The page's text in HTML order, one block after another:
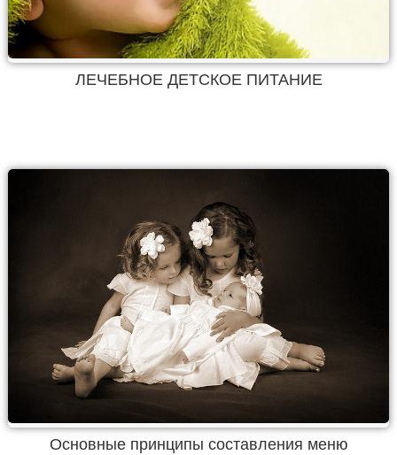
ЛЕЧЕБНОЕ ДЕТСКОЕ ПИТАНИЕ
Основные принципы составления меню